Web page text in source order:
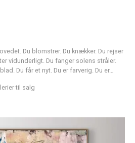
Du blomstrer. Du knækker. Du rejser
vidunderligt. Du fanger solens stråler.
Du får et nyt. Du er farverig. Du er…
til salg